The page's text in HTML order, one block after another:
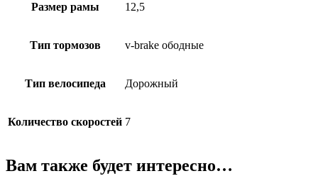
Размер рамы 12,5
Тип тормозов v-brake ободные
Тип велосипеда Дорожный
Количество скоростей 7
Вам также будет интересно…